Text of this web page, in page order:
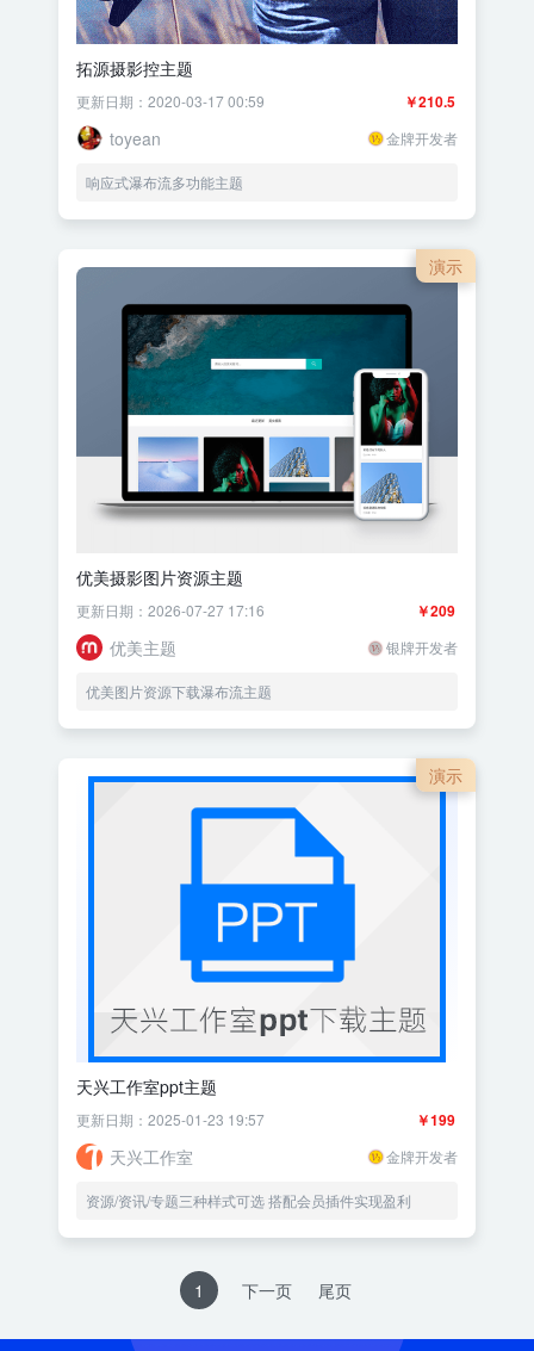
拓源摄影控主题
￥210.5
更新日期：2020-03-17 00:59
toyean 金牌开发者
响应式瀑布流多功能主题
演示
优美摄影图片资源主题
￥209
更新日期：2026-07-27 17:16
优美主题 银牌开发者
优美图片资源下载瀑布流主题
演示
天兴工作室ppt主题
￥199
更新日期：2025-01-23 19:57
天兴工作室 金牌开发者
资源/资讯/专题三种样式可选 搭配会员插件实现盈利
1 下一页 尾页